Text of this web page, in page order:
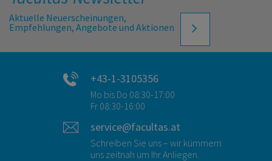
Aktuelle Neuerscheinungen,
Empfehlungen, Angebote und Aktionen
+43-1-3105356
Mo bis Do 08:30-17:00
Fr 08:30-16:00
service@facultas.at
Schreiben Sie uns – wir kümmern
uns zeitnah um Ihr Anliegen.